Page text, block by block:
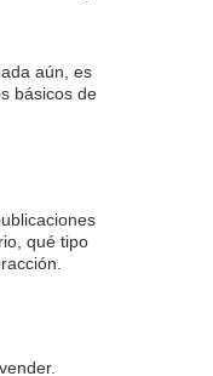
aún, es
básicos de
qué tipo